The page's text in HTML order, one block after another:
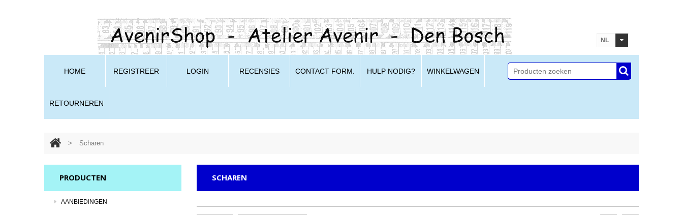
NL
HOME REGISTREER LOGIN RECENSIES CONTACT FORM. HULP NODIG? WINKELWAGEN
RETOURNEREN
> Scharen
SCHAREN
PRODUCTEN
AANBIEDINGEN